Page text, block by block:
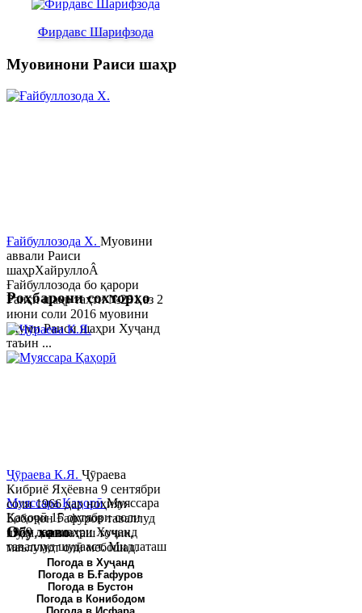
Фирдавс Шарифзода
Муовинони Раиси шаҳр
Ғайбуллозода Х. Муовини
аввали Раиси
шаҳрХайруллоÂ
Ғайбуллозода бо қарори
Раиси шаҳр таҳти №281 аз 2
июни соли 2016 муовини
якуми Раиси шаҳри Хуҷанд
таъин ...
Муяссара ҚаҳорӣМуяссара
Қаҳорӣ 15 октябри соли
1979 дар шаҳри Хуҷанд
таваллуд шудааст. Миллаташ
тоҷик. Маълумот олӣ. Соли
2002 Донишгоҳи давлатии
Хуҷанд ба...
Роҳбарони сохторҳо
Ҷӯраева К.Я. Ҷӯраева
Кибриё Яҳёевна 9 сентябри
соли 1966 дар ноҳияи
Бобоҷон Ғафуров таваллуд
шуда, миллаташ тоҷик,
маълумот олӣ мебошад.
Соли 1997 Донишг...
Обу хаво
Погода в Хуҷанд
Погода в Б.Ғафуров
Погода в Бустон
Погода в Конибодом